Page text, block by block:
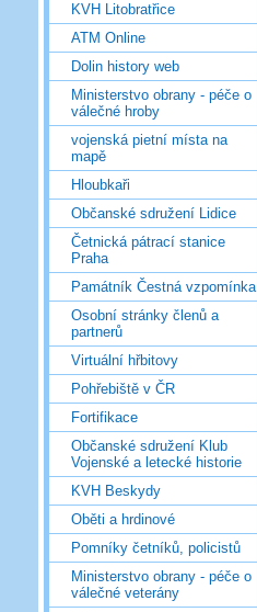
KVH Litobratřice
ATM Online
Dolin history web
Ministerstvo obrany - péče o
válečné hroby
vojenská pietní místa na
mapě
Hloubkaři
Občanské sdružení Lidice
Četnická pátrací stanice
Praha
Památník Čestná vzpomínka
Osobní stránky členů a
partnerů
Virtuální hřbitovy
Pohřebiště v ČR
Fortifikace
Občanské sdružení Klub
Vojenské a letecké historie
KVH Beskydy
Oběti a hrdinové
Pomníky četníků, policistů
Ministerstvo obrany - péče o
válečné veterány